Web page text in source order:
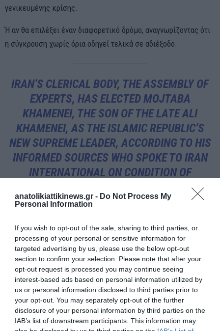
anatolikiattikinews.gr - Do Not Process My
Personal Information
If you wish to opt-out of the sale, sharing to third parties, or
processing of your personal or sensitive information for
targeted advertising by us, please use the below opt-out
section to confirm your selection. Please note that after your
opt-out request is processed you may continue seeing
interest-based ads based on personal information utilized by
us or personal information disclosed to third parties prior to
your opt-out. You may separately opt-out of the further
disclosure of your personal information by third parties on the
IAB’s list of downstream participants. This information may
γενικευμένης κρίσης.
Ή αν θα επιλέξει έναν διαφορετικό δρόμο, αναγνωρίζοντας ότι
η σύγκρουση χωρίς όρια οδηγεί τελικά σε αδιέξοδο.
IRAN’S CLERICAL BODY, THE ASSEMBLY OF
EXPERTS, HAS ELECTED MOJTABA
KHAMENEI, THE SON OF THE LATE ALI
KHAMENEI, AS THE ISLAMIC REPUBLIC’S
NEW SUPREME LEADER, ACCORDING TO HIS
INFORMED SOURCES WHO SPOKE TO IRAN
INTERNATIONAL ON CONDITION OF
HTTPS://T.CO/JXEYDA0VRF
PIC.TWITTER.COM/J3JYY1AH7E
(@IRANINTL_EN)MARCH 4, 2026
Η μεγάλη δοκιμασία
Η ιστορία έχει δείξει ότι οι επαναστάσεις δοκιμάζονται
περισσότερο όχι τη στιγμή που κατακτούν την εξουσία, αλλά τη
στιγμή που προσπαθούν να τη διατηρήσουν.